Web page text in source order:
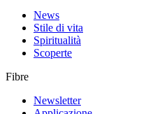
News
Stile di vita
Spiritualità
Scoperte
Fibre
Newsletter